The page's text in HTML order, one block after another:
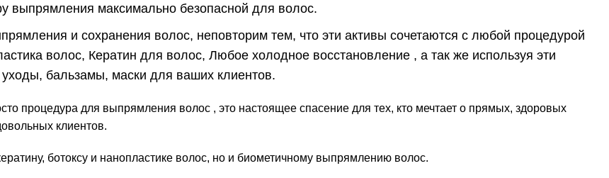
выпрямления максимально безопасной для волос.
и сохранения волос, неповторим тем, что эти активы сочетаются с любой процедурой
волос, Кератин для волос, Любое холодное восстановление , а так же используя эти
бальзамы, маски для ваших клиентов.
процедура для выпрямления волос , это настоящее спасение для тех, кто мечтает о прямых, здоровых
клиентов.
ботоксу и нанопластике волос, но и биометичному выпрямлению волос.